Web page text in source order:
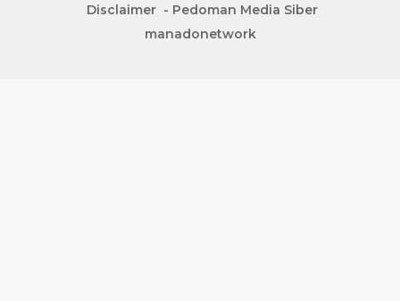
Disclaimer
Pedoman Media Siber
manadonetwork